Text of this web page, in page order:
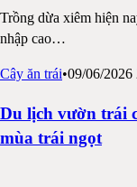
Trồng dừa xiêm hiện
nhập cao…
Cây ăn trái•09/06/2026
Du lịch vườn trái
mùa trái ngọt